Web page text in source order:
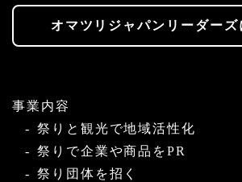
オマツリジャパンリーダーズ
事業内容
祭りと観光で地域活性化
祭りで企業や商品をPR
祭り団体を招く